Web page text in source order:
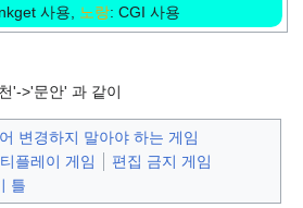
사용, 노랑: CGI 사용
'->'문안' 과 같이
변경하지 말아야 하는 게임
플레이 게임
편집 금지 게임
틀